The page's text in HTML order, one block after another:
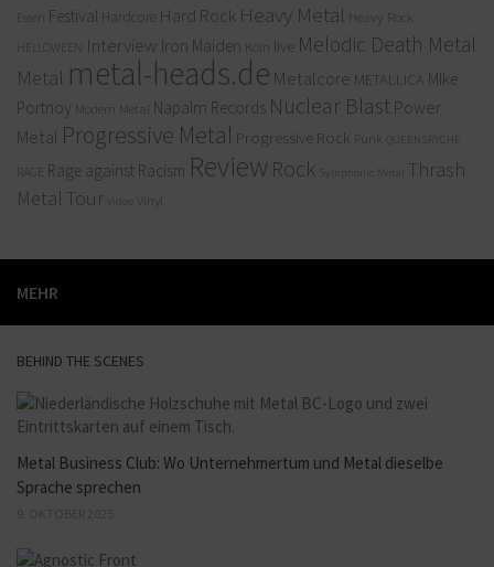
Essen Festival Hardcore Hard Rock Heavy Metal Heavy Rock
HELLOWEEN Interview Iron Maiden Köln live Melodic Death Metal
Metal metal-heads.de Metalcore METALLICA MIke
Portnoy Modern Metal Napalm Records Nuclear Blast Power
Metal Progressive Metal Progressive Rock Punk QUEENSRYCHE
RAGE Rage against Racism Review Rock Symphonic Metal
Thrash
Metal Tour Video Vinyl
MEHR
BEHIND THE SCENES
Metal Business Club: Wo Unternehmertum und Metal dieselbe
Sprache sprechen